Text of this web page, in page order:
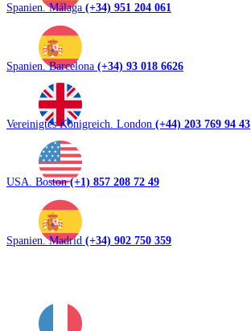
Spanien. Málaga (+34) 951 204 061
Spanien. Barcelona (+34) 93 018 6626
Vereinigtes Königreich. London (+44) 203 769 94 43
USA. Boston(+1) 857 208 72 49
Spanien. Madrid (+34) 902 750 359